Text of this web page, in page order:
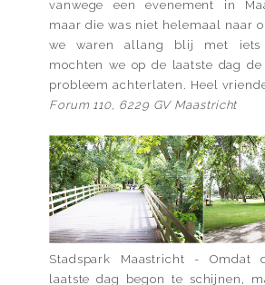
vanwege een evenement in
maar die was niet helemaal naar
we waren allang blij met iets
mochten we op de laatste dag
probleem achterlaten. Heel
Forum 110, 6229 GV Maastricht
Stadspark Maastricht - Omdat
laatste dag begon te schijnen,